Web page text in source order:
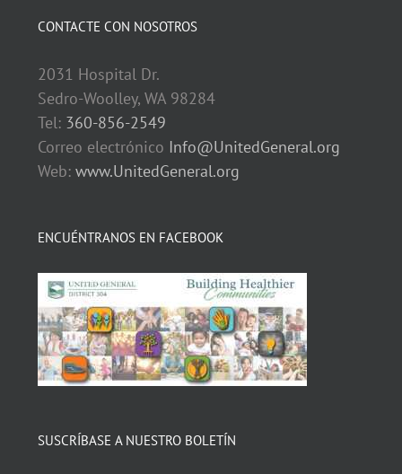
CONTACTE CON NOSOTROS
2031 Hospital Dr.
Sedro-Woolley, WA 98284
Tel: 360-856-2549
Correo electrónico Info@UnitedGeneral.org
Web:www.UnitedGeneral.org
ENCUÉNTRANOS EN FACEBOOK
SUSCRÍBASE A NUESTRO BOLETÍN